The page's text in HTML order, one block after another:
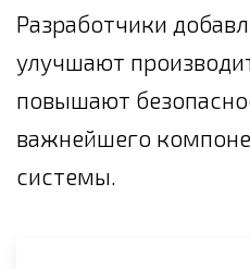
Разработчики
улучшают
повышают
важнейшего
системы.